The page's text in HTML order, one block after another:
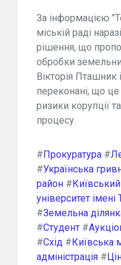
За інформацією
міській раді
рішення, що
обробки
Вікторія
переконані, що
ризики корупції
процесу.
# Прокуратура #
#Українська
район #
університет
#Земельна
#Студент #
#Схід # Київська
адміністрація #